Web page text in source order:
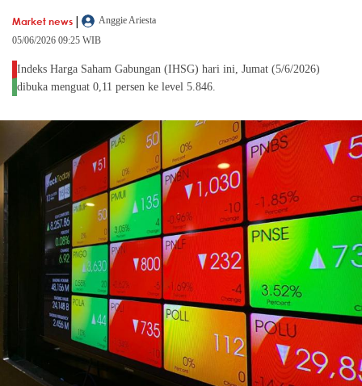
Market news |
Anggie Ariesta
05/06/2026 09:25 WIB
Indeks Harga Saham Gabungan (IHSG) hari ini, Jumat (5/6/2026)
dibuka menguat 0,11 persen ke level 5.846.